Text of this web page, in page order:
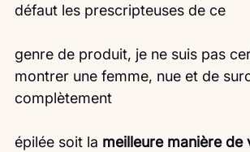
défaut les prescripteuses de ce
genre de produit, je ne suis pas
montrer une femme, nue et de
complètement
épilée soit la meilleure manière de